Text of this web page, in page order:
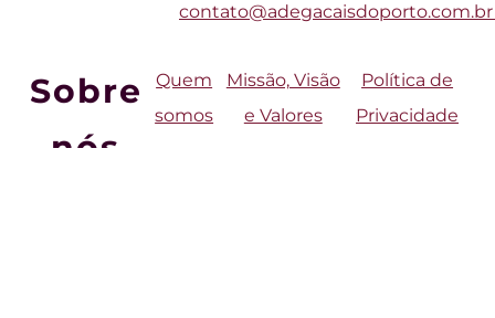
contato@adegacaisdoporto.com
Sobre
nós
Quem
somos
Missão, Visão
e Valores
Política de
Privacidade